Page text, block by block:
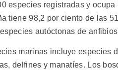
especies registradas y
tiene 98,2 por ciento de las
autóctonas de
marinas incluye especies
delfines y manatíes. Los